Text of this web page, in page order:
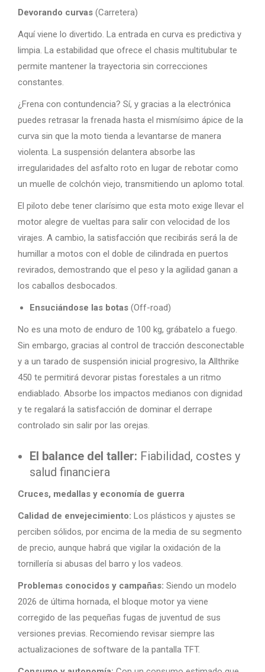
Devorando curvas (Carretera)
Aquí viene lo divertido. La entrada en curva es predictiva y
limpia. La estabilidad que ofrece el chasis multitubular te
permite mantener la trayectoria sin correcciones
constantes.
¿Frena con contundencia? Sí, y gracias a la electrónica
puedes retrasar la frenada hasta el mismísimo ápice de la
curva sin que la moto tienda a levantarse de manera
violenta. La suspensión delantera absorbe las
irregularidades del asfalto roto en lugar de rebotar como
un muelle de colchón viejo, transmitiendo un aplomo total.
El piloto debe tener clarísimo que esta moto exige llevar el
motor alegre de vueltas para salir con velocidad de los
virajes. A cambio, la satisfacción que recibirás será la de
humillar a motos con el doble de cilindrada en puertos
revirados, demostrando que el peso y la agilidad ganan a
los caballos desbocados.
Ensuciándose las botas (Off-road)
No es una moto de enduro de 100 kg, grábatelo a fuego.
Sin embargo, gracias al control de tracción desconectable
y a un tarado de suspensión inicial progresivo, la Allthrike
450 te permitirá devorar pistas forestales a un ritmo
endiablado. Absorbe los impactos medianos con dignidad
y te regalará la satisfacción de dominar el derrape
controlado sin salir por las orejas.
El balance del taller: Fiabilidad, costes y
salud financiera
Cruces, medallas y economía de guerra
Calidad de envejecimiento: Los plásticos y ajustes se
perciben sólidos, por encima de la media de su segmento
de precio, aunque habrá que vigilar la oxidación de la
tornillería si abusas del barro y los vadeos.
Problemas conocidos y campañas: Siendo un modelo
2026 de última hornada, el bloque motor ya viene
corregido de las pequeñas fugas de juventud de sus
versiones previas. Recomiendo revisar siempre las
actualizaciones de software de la pantalla TFT.